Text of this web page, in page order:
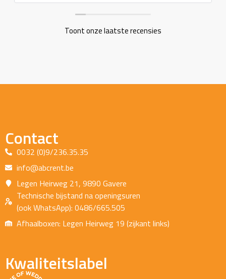
Toont onze laatste recensies
Contact
0032 (0)9/236.35.35
info@abcrent.be
Legen Heirweg 21, 9890 Gavere
Technische bijstand na openingsuren
(ook WhatsApp): 0486/665.505
Afhaalboxen: Legen Heirweg 19 (zijkant links)
Kwaliteitslabel